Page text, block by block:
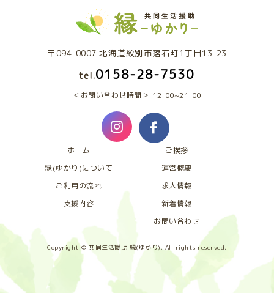
〒094-0007 北海道紋別市落石町1丁目13-23
tel.0158-28-7530
お問い合わせ時間 12:00~21:00
ホーム
縁(ゆかり)について
ご利用の流れ
支援内容
ご挨拶
運営概要
求人情報
新着情報
お問い合わせ
Copyright © 共同生活援助 縁(ゆかり). All rights reserved.